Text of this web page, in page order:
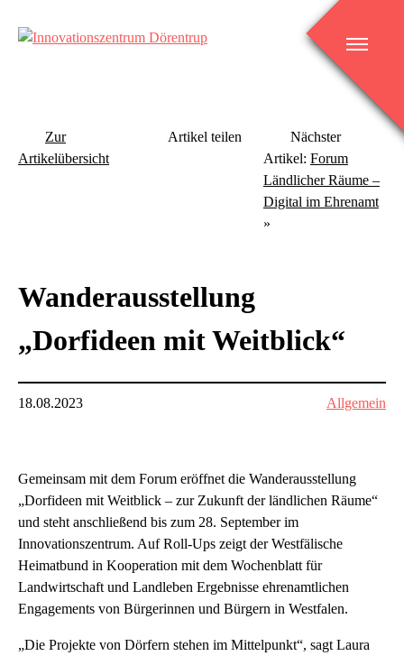
Zur
Artikelübersicht
Artikel teilen
Nächster
Artikel: Forum
Ländlicher Räume –
Digital im Ehrenamt
»
Wanderausstellung
„Dorfideen mit Weitblick“
18.08.2023 Allgemein
Gemeinsam mit dem Forum eröffnet die Wanderausstellung
„Dorfideen mit Weitblick – zur Zukunft der ländlichen Räume“
und steht anschließend bis zum 28. September im
Innovationszentrum. Auf Roll-Ups zeigt der Westfälische
Heimatbund in Kooperation mit dem Wochenblatt für
Landwirtschaft und Landleben Ergebnisse ehrenamtlichen
Engagements von Bürgerinnen und Bürgern in Westfalen.
„Die Projekte von Dörfern stehen im Mittelpunkt“, sagt Laura